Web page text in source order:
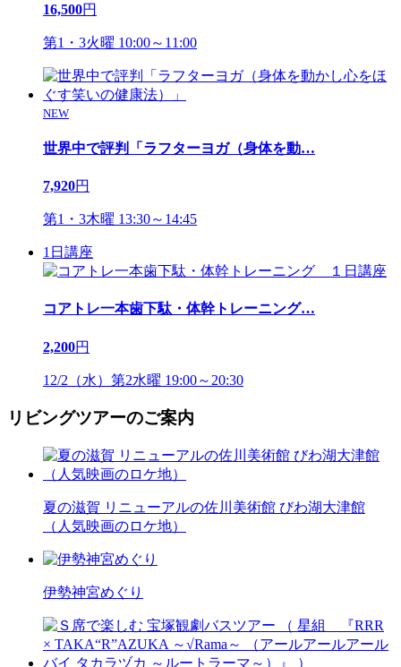
16,500円
第1・3火曜 10:00～11:00
NEW
世界中で評判「ラフターヨガ（身体を動…
7,920円
第1・3木曜 13:30～14:45
1日講座
コアトレ一本歯下駄・体幹トレーニング…
2,200円
12/2（水）第2水曜 19:00～20:30
リビングツアーのご案内
夏の滋賀 リニューアルの佐川美術館 びわ湖大津館
（人気映画のロケ地）
伊勢神宮めぐり